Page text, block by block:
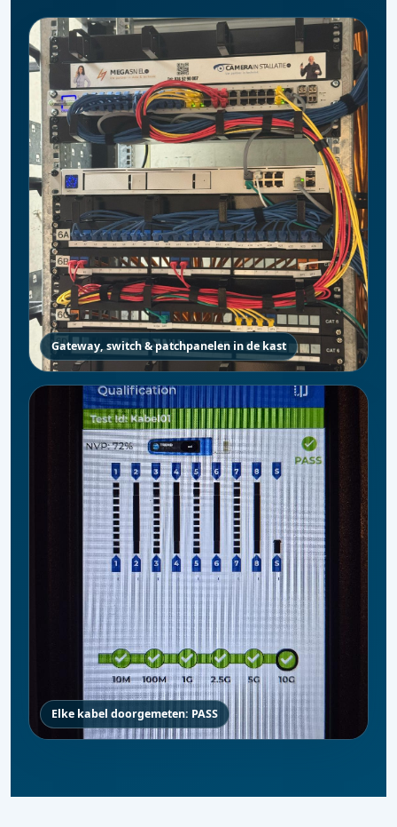
Gateway, switch & patchpanelen in de kast
Elke kabel doorgemeten: PASS